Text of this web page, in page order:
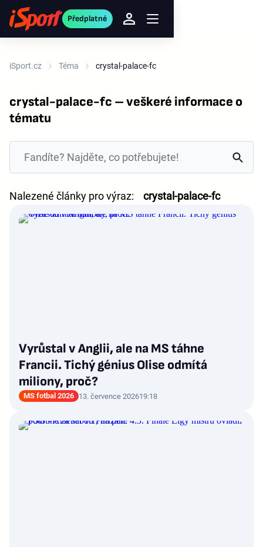
Předplatné
iSport.cz Téma crystal-palace-fc
crystal-palace-fc – veškeré informace o
tématu
Nalezené články pro výraz: crystal-palace-fc
Vyrůstal v Anglii, ale na MS táhne
Francii. Tichý génius Olise odmítá
miliony, proč?
MS fotbal 2026 13. července 202619:18